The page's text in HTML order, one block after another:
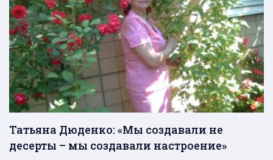
Татьяна Дюденко: «Мы создавали не
десерты – мы создавали настроение»